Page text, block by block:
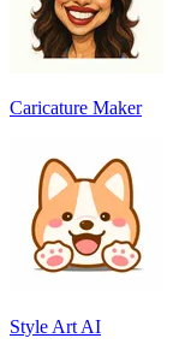
Caricature Maker
Style Art AI